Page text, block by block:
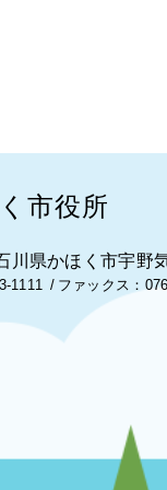
市役所
県かほく市宇野
1111 ファックス：